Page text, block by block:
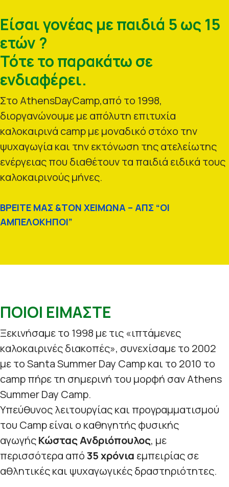
Είσαι γονέας με παιδιά 5 ως 15
ετών ?
Τότε το παρακάτω σε
ενδιαφέρει.
Στο AthensDayCamp,από το 1998,
διοργανώνουμε με απόλυτη επιτυχία
καλοκαιρινά camp με μοναδικό στόχο την
ψυχαγωγία και την εκτόνωση της ατελείωτης
ενέργειας που διαθέτουν τα παιδιά ειδικά τους
καλοκαιρινούς μήνες.
ΒΡΕΙΤΕ ΜΑΣ &ΤΟΝ ΧΕΙΜΩΝΑ – ΑΠΣ “ΟΙ
ΑΜΠΕΛΟΚΗΠΟΙ”
ΠΟΙΟΙ ΕΙΜΑΣΤΕ
Ξεκινήσαμε το 1998 με τις «ιπτάμενες
καλοκαιρινές διακοπές», συνεχίσαμε το 2002
με το Santa Summer Day Camp και το 2010 το
camp πήρε τη σημερινή του μορφή σαν Athens
Summer Day Camp.
Υπεύθυνος λειτουργίας και προγραμματισμού
του Camp είναι ο καθηγητής φυσικής
αγωγήςΚώστας Ανδριόπουλος, με
περισσότερα από35 χρόνια εμπειρίας σε
αθλητικές και ψυχαγωγικές δραστηριότητες.